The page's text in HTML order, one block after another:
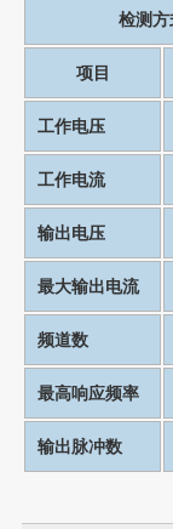
检测方
项目
工作电压
工作电流
输出电压
最大输出电流
频道数
最高响应频率
输出脉冲数